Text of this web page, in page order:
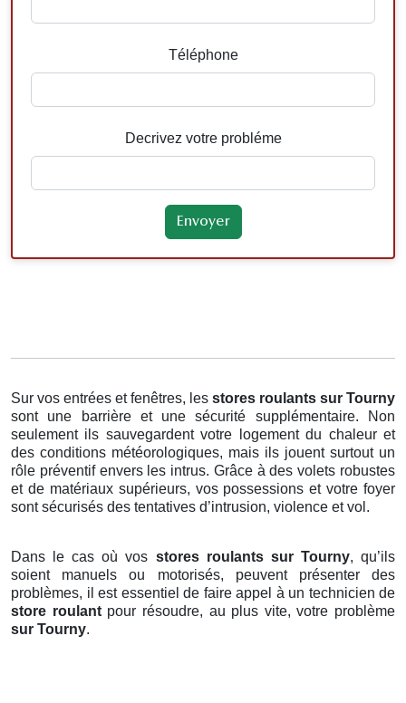
Téléphone
Decrivez votre probléme
Sur vos entrées et fenêtres, les stores roulants sur Tourny
sont une barrière et une sécurité supplémentaire. Non
seulement ils sauvegardent votre logement du chaleur et
des conditions météorologiques, mais ils jouent surtout un
rôle préventif envers les intrus. Grâce à des volets robustes
et de matériaux supérieurs, vos possessions et votre foyer
sont sécurisés des tentatives d’intrusion, violence et vol.
Dans le cas où vos stores roulants sur Tourny, qu’ils
soient manuels ou motorisés, peuvent présenter des
problèmes, il est essentiel de faire appel à un technicien de
store roulantpour résoudre, au plus vite, votre problème
sur Tourny.